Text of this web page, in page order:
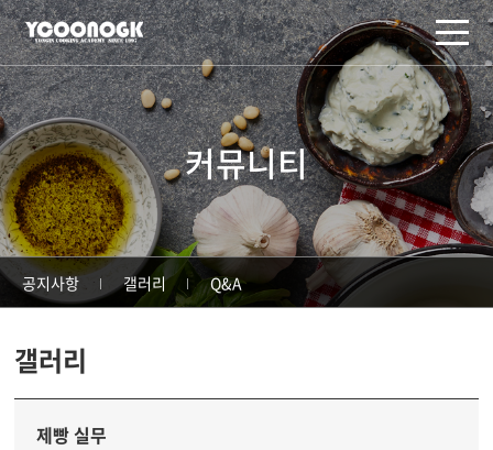
주메뉴 바로가기
컨텐츠 바로가기
커뮤니티
공지사항 갤러리 Q&A
갤러리
제빵 실무